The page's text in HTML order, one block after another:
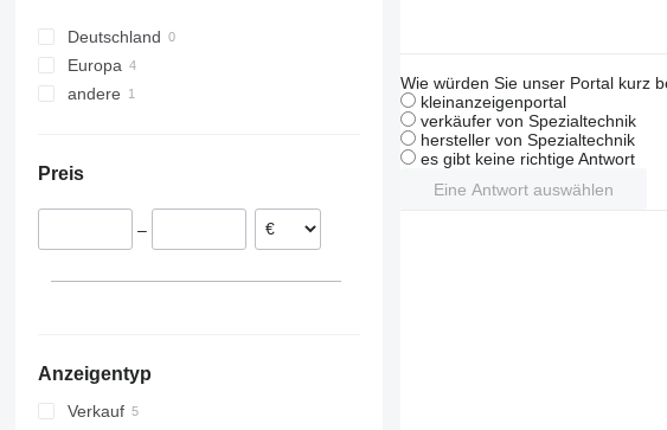
Deutschland
Europa
Finnland
andere
Preis
–
Anzeigentyp
Verkauf
Wie würden Sie unser Portal kurz
kleinanzeigenportal
verkäufer von Spezialtechnik
hersteller von Spezialtechnik
es gibt keine richtige Antwort
Eine Antwort auswählen